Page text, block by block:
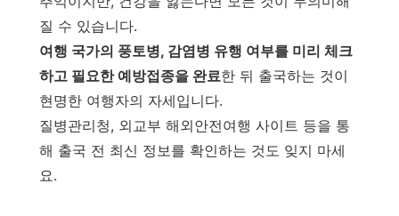
질 수 있습니다.
여행 국가의 풍토병, 감염병 유행 여부를 미리 체크
하고 필요한 예방접종을 완료한 뒤 출국하는 것이
현명한 여행자의 자세입니다.
질병관리청, 외교부 해외안전여행 사이트 등을 통
해 출국 전 최신 정보를 확인하는 것도 잊지 마세
요.